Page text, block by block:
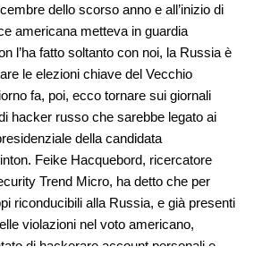
dello scorso anno e all’inizio di
americana metteva in guardia
l’ha fatto soltanto con noi, la Russia è
le elezioni chiave del Vecchio
fa, poi, ecco tornare sui giornali
hacker russo che sarebbe legato ai
della candidata
Feike Hacquebord, ricercatore
Trend Micro, ha detto che per
riconducibili alla Russia, e già presenti
violazioni nel voto americano,
di hackerare account personali e